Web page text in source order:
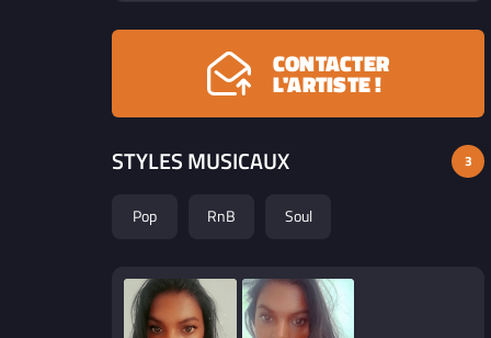
CONTACTER
L'ARTISTE !
STYLES MUSICAUX 3
Pop RnB Soul